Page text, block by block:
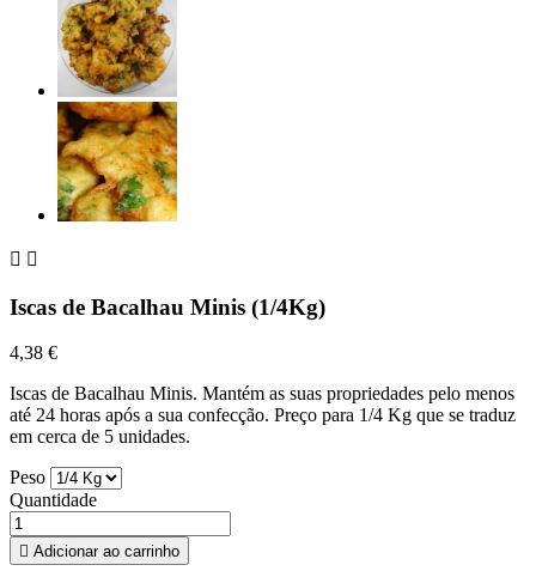
 
Iscas de Bacalhau Minis (1/4Kg)
4,38 €
Iscas de Bacalhau Minis. Mantém as suas propriedades pelo menos
até 24 horas após a sua confecção. Preço para 1/4 Kg que se traduz
em cerca de 5 unidades.
Peso
Quantidade
 Adicionar ao carrinho